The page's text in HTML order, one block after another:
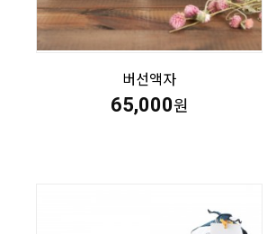
버선액자
65,000원